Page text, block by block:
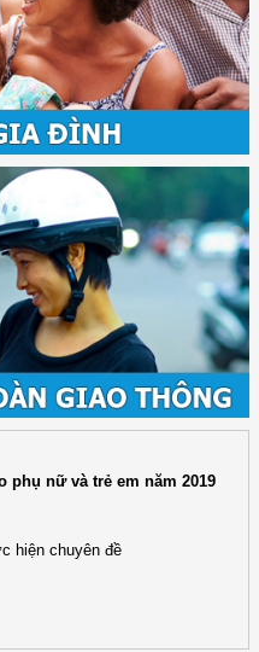
phụ nữ và trẻ em năm 2019
hiện chuyên đề